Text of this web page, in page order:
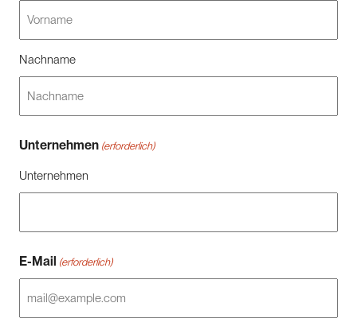
Nachname
Unternehmen (erforderlich)
Unternehmen
E-Mail (erforderlich)